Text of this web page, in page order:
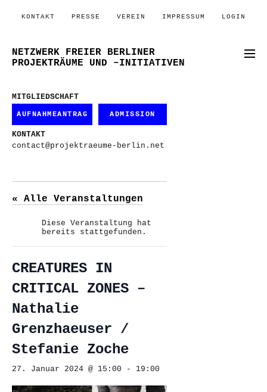
KONTAKT PRESSE VEREIN IMPRESSUM LOGIN
NETZWERK FREIER BERLINER
PROJEKTRÄUME UND –INITIATIVEN
MITGLIEDSCHAFT
AUFNAHMEANTRAG ADMISSION
KONTAKT
contact@projektraeume-berlin.net
« Alle Veranstaltungen
Diese Veranstaltung hat
bereits stattgefunden.
CREATURES IN
CRITICAL ZONES –
Nathalie
Grenzhaeuser /
Stefanie Zoche
27. Januar 2024 @ 15:00 - 19:00